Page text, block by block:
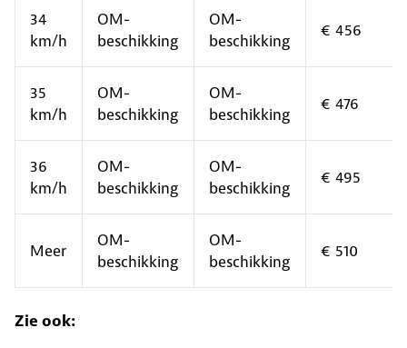
34
km/h
OM-
beschikking
OM-
beschikking
€ 456
35
km/h
OM-
beschikking
OM-
beschikking
€ 476
36
km/h
OM-
beschikking
OM-
beschikking
€ 495
Meer
OM-
beschikking
OM-
beschikking
€ 510
Zie ook: